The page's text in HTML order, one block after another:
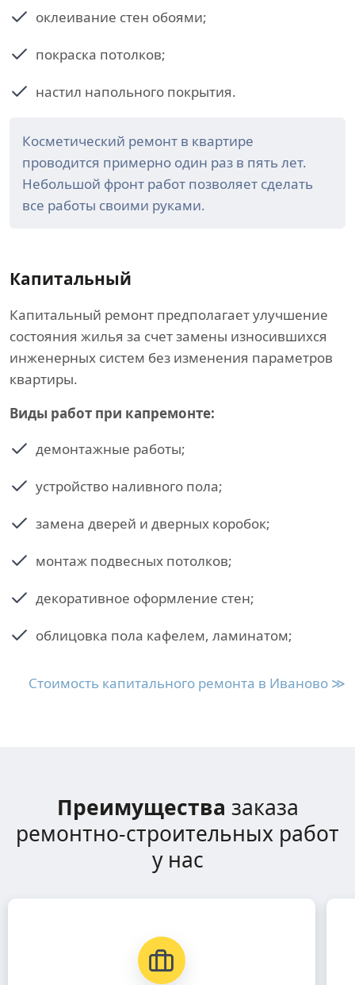
оклеивание стен обоями;
покраска потолков;
настил напольного покрытия.
Косметический ремонт в квартире
проводится примерно один раз в пять лет.
Небольшой фронт работ позволяет сделать
все работы своими руками.
Капитальный
Капитальный ремонт предполагает улучшение
состояния жилья за счет замены износившихся
инженерных систем без изменения параметров
квартиры.
Виды работ при капремонте:
демонтажные работы;
устройство наливного пола;
замена дверей и дверных коробок;
монтаж подвесных потолков;
декоративное оформление стен;
облицовка пола кафелем, ламинатом;
Стоимость капитального ремонта в Иваново ≫
Преимущества заказа
ремонтно-строительных работ
у нас